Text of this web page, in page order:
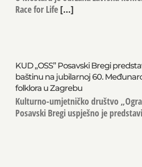
Race for Life [...]
KUD „OSS” Posavski Bregi
baštinu na jubilarnoj 60.
folklora u Zagrebu
Kulturno-umjetničko društvo
Posavski Bregi uspješno je